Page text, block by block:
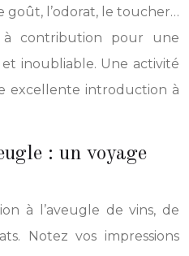
goût, l’odorat, le toucher…
contribution pour une
inoubliable. Une activité
excellente introduction à
: un voyage
à l’aveugle de vins, de
Notez vos impressions